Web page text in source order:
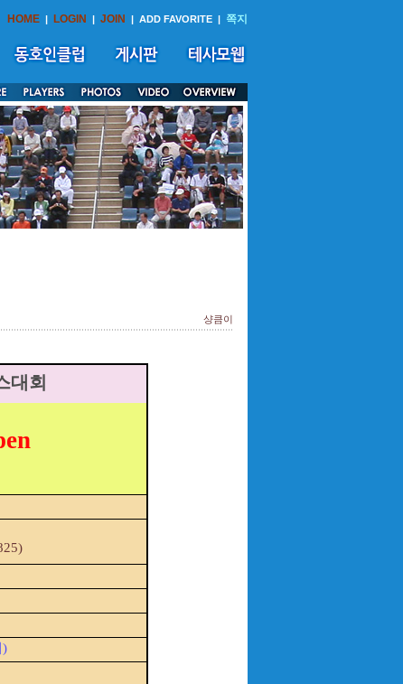
HOME | LOGIN | JOIN | ADD FAVORITE | 쪽지
샹큼이
대회
)